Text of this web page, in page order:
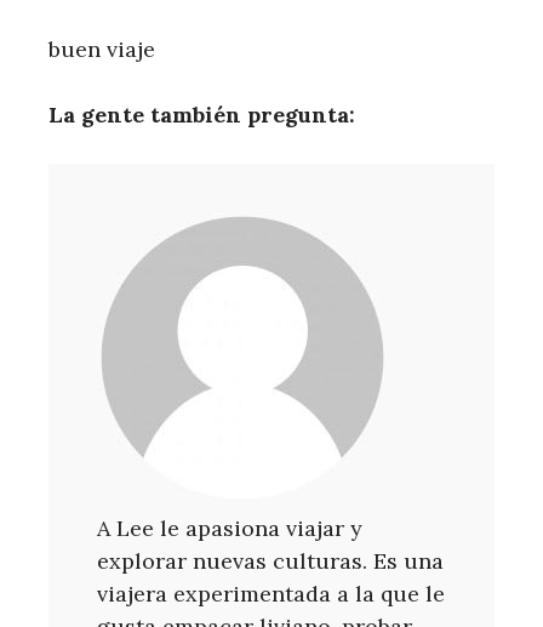
buen viaje
La gente también pregunta:
A Lee le apasiona viajar y
explorar nuevas culturas. Es una
viajera experimentada a la que le